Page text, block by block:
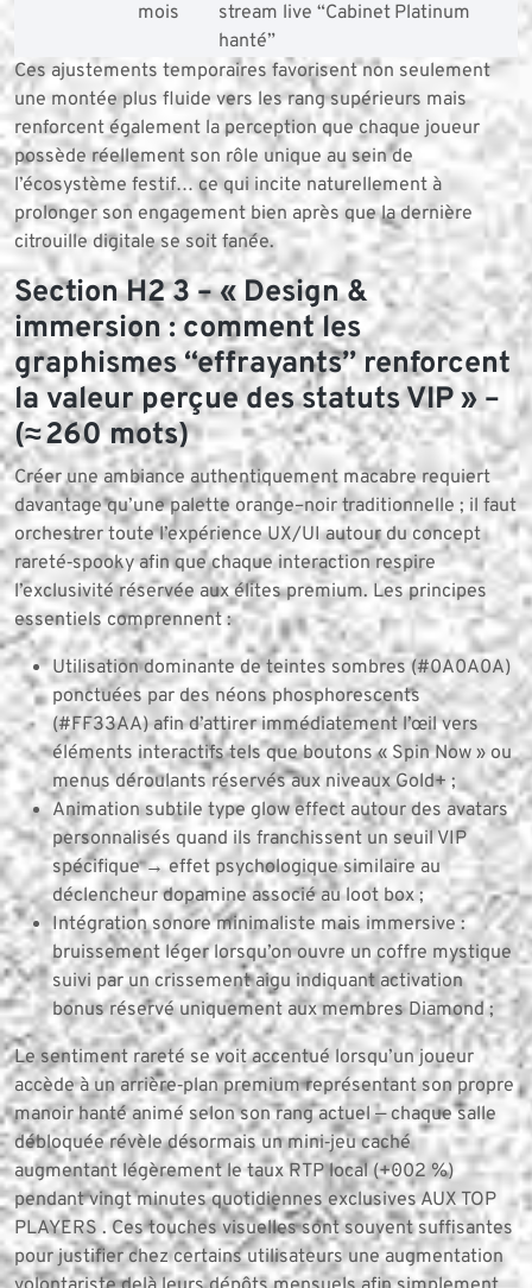
mois
stream live “Cabinet
hanté”
Platinum
Ces ajustements temporaires favorisent non seulement
une montée plus fluide vers les rang supérieurs mais
renforcent également la perception que chaque joueur
possède réellement son rôle unique au sein de
l’écosystème festif… ce qui incite naturellement à
prolonger son engagement bien après que la dernière
citrouille digitale se soit fanée.
Section H2 3 – « Design &
immersion : comment les
graphismes “effrayants” renforcent
la valeur perçue des statuts VIP » –
(≈ 260 mots)
Créer une ambiance authentiquement macabre requiert
davantage qu’une palette orange–noir traditionnelle ; il faut
orchestrer toute l’expérience UX/UI autour du concept
rareté‐spooky afin que chaque interaction respire
l’exclusivité réservée aux élites premium. Les principes
essentiels comprennent :
Utilisation dominante de teintes sombres (#0A0A0A)
ponctuées par des néons phosphorescents
(#FF33AA) afin d’attirer immédiatement l’œil vers
éléments interactifs tels que boutons « Spin Now » ou
menus déroulants réservés aux niveaux Gold+ ;
Animation subtile type glow effect autour des avatars
personnalisés quand ils franchissent un seuil VIP
spécifique → effet psychologique similaire au
déclencheur dopamine associé au loot box ;
Intégration sonore minimaliste mais immersive :
bruissement léger lorsqu’on ouvre un coffre mystique
suivi par un crissement aigu indiquant activation
bonus réservé uniquement aux membres Diamond ;
Le sentiment rareté se voit accentué lorsqu’un joueur
accède à un arrière‑plan premium représentant son propre
manoir hanté animé selon son rang actuel — chaque salle
débloquée révèle désormais un mini‑jeu caché
augmentant légèrement le taux RTP local (+0·02 %)
pendant vingt minutes quotidiennes exclusives AUX TOP
PLAYERS . Ces touches visuelles sont souvent suffisantes
pour justifier chez certains utilisateurs une augmentation